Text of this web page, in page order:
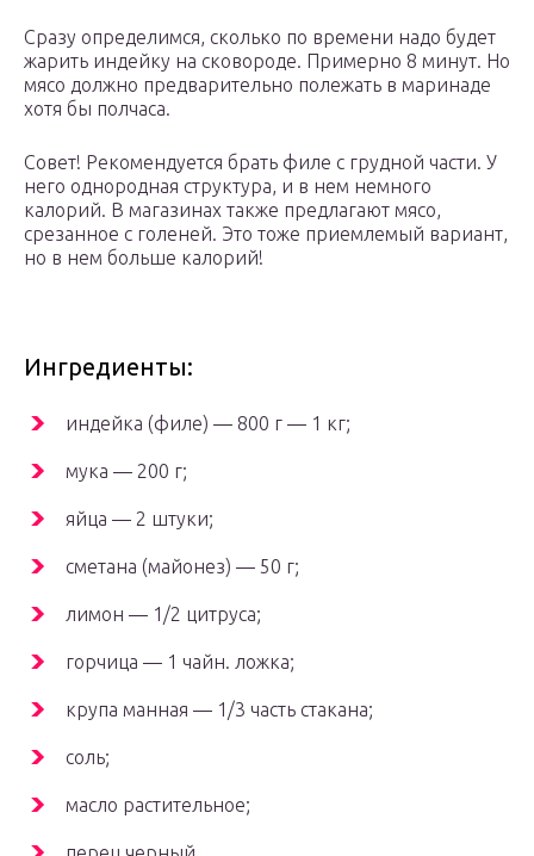
Сразу определимся, сколько по времени надо будет
жарить индейку на сковороде. Примерно 8 минут. Но
мясо должно предварительно полежать в маринаде
хотя бы полчаса.
Совет! Рекомендуется брать филе с грудной части. У
него однородная структура, и в нем немного
калорий. В магазинах также предлагают мясо,
срезанное с голеней. Это тоже приемлемый вариант,
но в нем больше калорий!
Ингредиенты:
индейка (филе) — 800 г — 1 кг;
мука — 200 г;
яйца — 2 штуки;
сметана (майонез) — 50 г;
лимон — 1/2 цитруса;
горчица — 1 чайн. ложка;
крупа манная — 1/3 часть стакана;
соль;
масло растительное;